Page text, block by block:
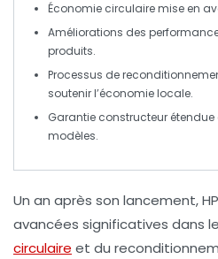
Économie circulaire mise en
Améliorations des
produits.
Processus de
soutenir l’économie locale.
Garantie constructeur étendue
modèles.
Un an après son lancement,
avancées significatives dans
circulaire et du